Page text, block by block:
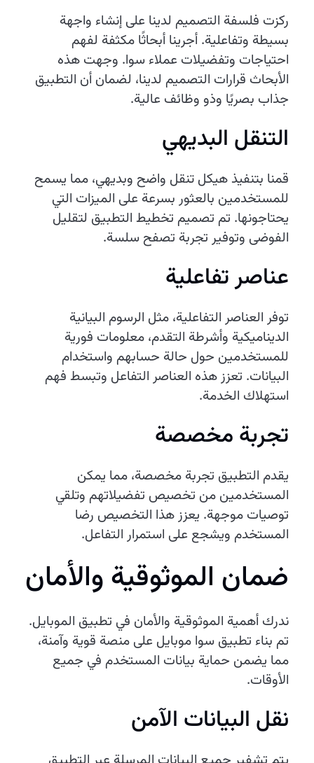
ركزت فلسفة التصميم لدينا على إنشاء واجهة
بسيطة وتفاعلية. أجرينا أبحاثًا مكثفة لفهم
احتياجات وتفضيلات عملاء سوا. وجهت هذه
الأبحاث قرارات التصميم لدينا، لضمان أن التطبيق
جذاب بصريًا وذو وظائف عالية.
التنقل البديهي
قمنا بتنفيذ هيكل تنقل واضح وبديهي، مما يسمح
للمستخدمين بالعثور بسرعة على الميزات التي
يحتاجونها. تم تصميم تخطيط التطبيق لتقليل
الفوضى وتوفير تجربة تصفح سلسة.
عناصر تفاعلية
توفر العناصر التفاعلية، مثل الرسوم البيانية
الديناميكية وأشرطة التقدم، معلومات فورية
للمستخدمين حول حالة حسابهم واستخدام
البيانات. تعزز هذه العناصر التفاعل وتبسط فهم
استهلاك الخدمة.
تجربة مخصصة
يقدم التطبيق تجربة مخصصة، مما يمكن
المستخدمين من تخصيص تفضيلاتهم وتلقي
توصيات موجهة. يعزز هذا التخصيص رضا
المستخدم ويشجع على استمرار التفاعل.
ضمان الموثوقية والأمان
ندرك أهمية الموثوقية والأمان في تطبيق الموبايل.
تم بناء تطبيق سوا موبايل على منصة قوية وآمنة،
مما يضمن حماية بيانات المستخدم في جميع
الأوقات.
نقل البيانات الآمن